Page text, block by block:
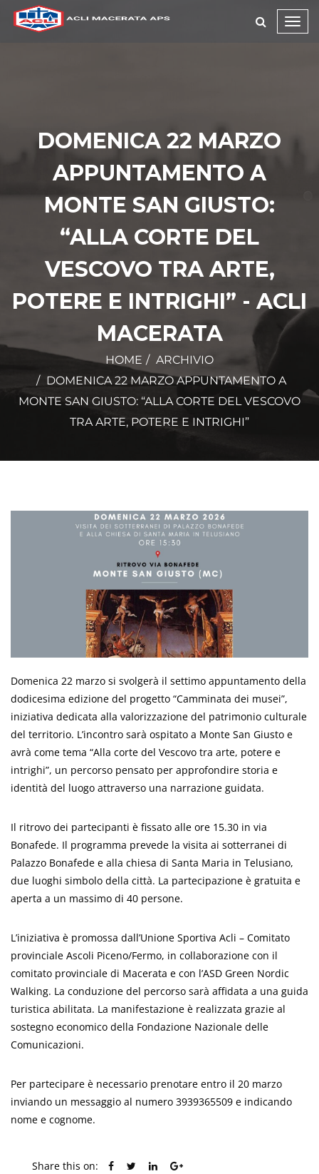
DOMENICA 22 MARZO
APPUNTAMENTO A
MONTE SAN GIUSTO:
“ALLA CORTE DEL
VESCOVO TRA ARTE,
POTERE E INTRIGHI” - ACLI
MACERATA
HOME
ARCHIVIO
DOMENICA 22 MARZO APPUNTAMENTO A
MONTE SAN GIUSTO: “ALLA CORTE DEL VESCOVO
TRA ARTE, POTERE E INTRIGHI”
Domenica 22 marzo si svolgerà il settimo appuntamento della
dodicesima edizione del progetto “Camminata dei musei”,
iniziativa dedicata alla valorizzazione del patrimonio culturale
del territorio. L’incontro sarà ospitato a Monte San Giusto e
avrà come tema “Alla corte del Vescovo tra arte, potere e
intrighi”, un percorso pensato per approfondire storia e
identità del luogo attraverso una narrazione guidata.
Il ritrovo dei partecipanti è fissato alle ore 15.30 in via
Bonafede. Il programma prevede la visita ai sotterranei di
Palazzo Bonafede e alla chiesa di Santa Maria in Telusiano,
due luoghi simbolo della città. La partecipazione è gratuita e
aperta a un massimo di 40 persone.
L’iniziativa è promossa dall’Unione Sportiva Acli – Comitato
provinciale Ascoli Piceno/Fermo, in collaborazione con il
comitato provinciale di Macerata e con l’ASD Green Nordic
Walking. La conduzione del percorso sarà affidata a una guida
turistica abilitata. La manifestazione è realizzata grazie al
sostegno economico della Fondazione Nazionale delle
Comunicazioni.
Per partecipare è necessario prenotare entro il 20 marzo
inviando un messaggio al numero 3939365509 e indicando
nome e cognome.
Share this on: